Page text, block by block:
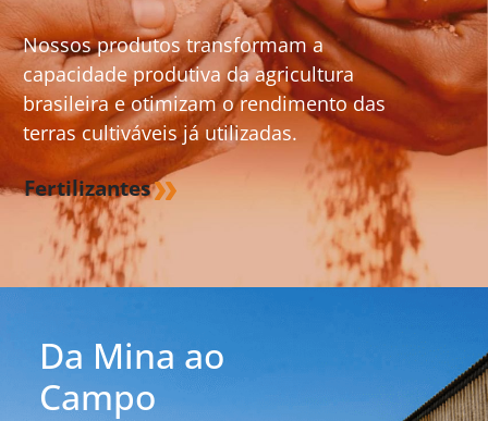
Nossos produtos transformam a
capacidade produtiva da agricultura
brasileira e otimizam o rendimento das
terras cultiváveis já utilizadas.
Fertilizantes
Da Mina ao
Campo